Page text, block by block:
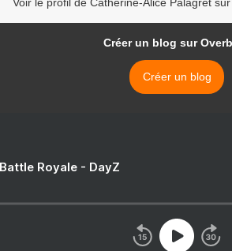
Créer un blog sur
Créer un blog
Royale - DayZ